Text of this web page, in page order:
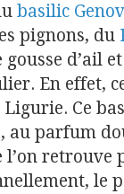
basilic
pignons, du
d’ail
En effet,
Ce
au parfum
l’on retrouve
le